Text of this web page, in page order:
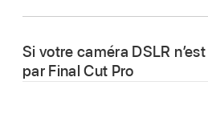
Si votre caméra DSLR
par Final Cut Pro